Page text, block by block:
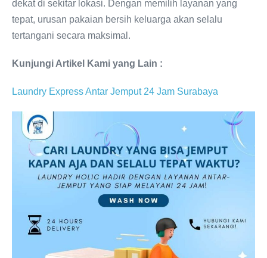
dekat di sekitar lokasi. Dengan memilih layanan yang
tepat, urusan pakaian bersih keluarga akan selalu
tertangani secara maksimal.
Kunjungi Artikel Kami yang Lain :
Laundry Express Antar Jemput 24 Jam Surabaya